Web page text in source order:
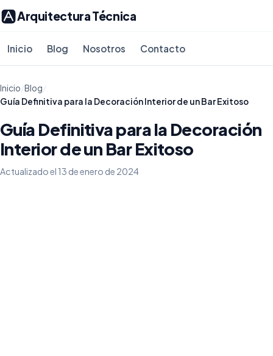
Arquitectura Técnica
Inicio Blog Nosotros Contacto
Inicio/Blog/
Guía Definitiva para la Decoración Interior de un Bar Exitoso
Guía Definitiva para la Decoración
Interior de un Bar Exitoso
Actualizado el 13 de enero de 2024